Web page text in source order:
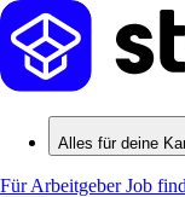
Alles für deine
Für ArbeitgeberJob